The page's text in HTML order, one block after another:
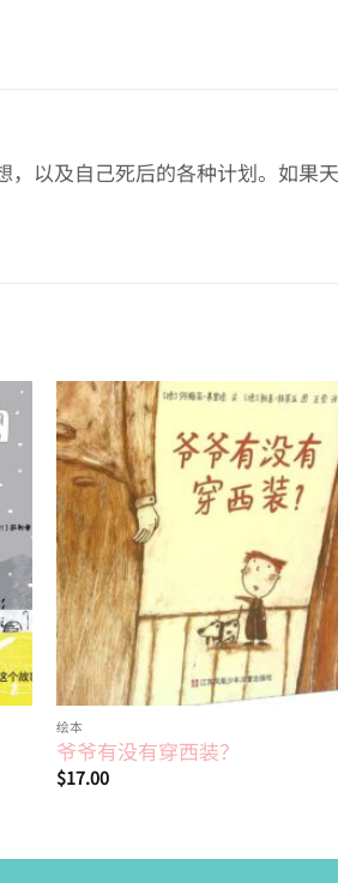
以及自己死后的各种计划。如果
绘本
爷爷有没有穿西装？
$17.00